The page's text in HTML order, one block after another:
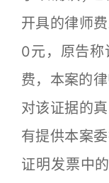
开具的律师
0元，原告称
费，本案的
对该证据的
有提供本案
证明发票中